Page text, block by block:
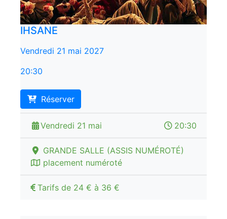
IHSANE
Vendredi 21 mai 2027
20:30
Réserver
Vendredi 21 mai 20:30
GRANDE SALLE (ASSIS NUMÉROTÉ)
placement numéroté
Tarifs de 24 € à 36 €